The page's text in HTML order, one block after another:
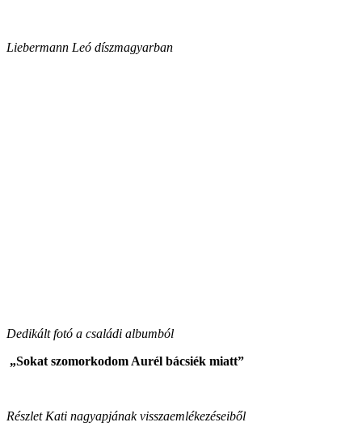
Liebermann Leó díszmagyarban
Dedikált fotó a családi albumból
„Sokat szomorkodom Aurél bácsiék miatt”
Részlet Kati nagyapjának visszaemlékezéseiből